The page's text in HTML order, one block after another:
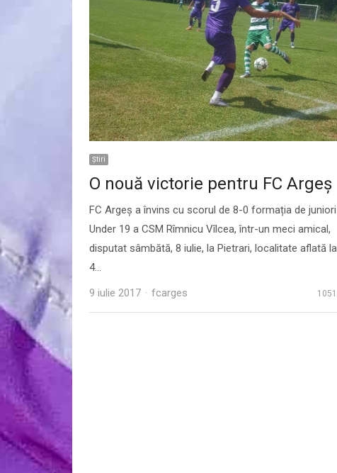
Ştiri
O nouă victorie pentru FC Argeş
FC Argeş a învins cu scorul de 8-0 formația de juniori
Under 19 a CSM Rîmnicu Vîlcea, într-un meci amical,
disputat sâmbătă, 8 iulie, la Pietrari, localitate aflată la
4…
9 iulie 2017
Author
fcarges 1051